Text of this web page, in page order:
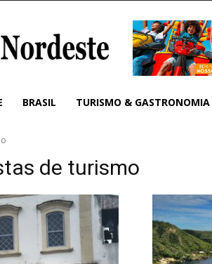
BRASIL TURISMO & GASTRONOMIA
de turismo